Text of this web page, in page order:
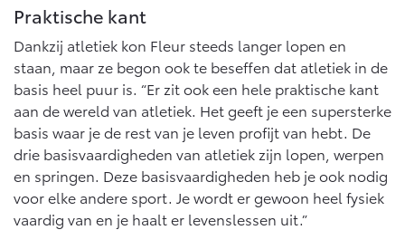
Praktische kant
Dankzij atletiek kon Fleur steeds langer lopen en
staan, maar ze begon ook te beseffen dat atletiek in de
basis heel puur is. “Er zit ook een hele praktische kant
aan de wereld van atletiek. Het geeft je een supersterke
basis waar je de rest van je leven profijt van hebt. De
drie basisvaardigheden van atletiek zijn lopen, werpen
en springen. Deze basisvaardigheden heb je ook nodig
voor elke andere sport. Je wordt er gewoon heel fysiek
vaardig van en je haalt er levenslessen uit.”